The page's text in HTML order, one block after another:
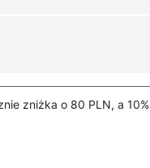
zniżka o 80 PLN, a 10%